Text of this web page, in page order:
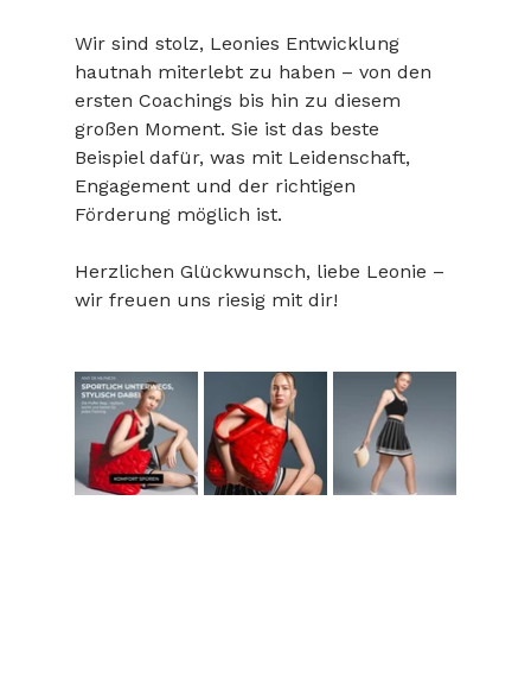
Wir sind stolz, Leonies Entwicklung
hautnah miterlebt zu haben – von den
ersten Coachings bis hin zu diesem
großen Moment. Sie ist das beste
Beispiel dafür, was mit Leidenschaft,
Engagement und der richtigen
Förderung möglich ist.
Herzlichen Glückwunsch, liebe Leonie –
wir freuen uns riesig mit dir!